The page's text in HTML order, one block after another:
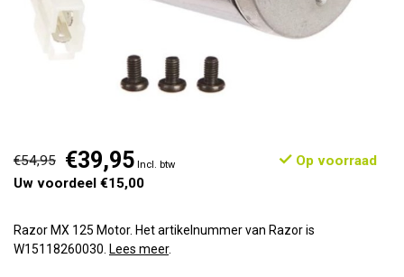
€54,95 €39,95 Incl. btw
Op voorraad
Uw voordeel €15,00
Razor MX 125 Motor. Het artikelnummer van Razor is
W15118260030. Lees meer.